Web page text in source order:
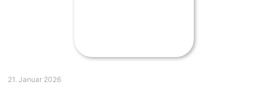
21. Januar 2026